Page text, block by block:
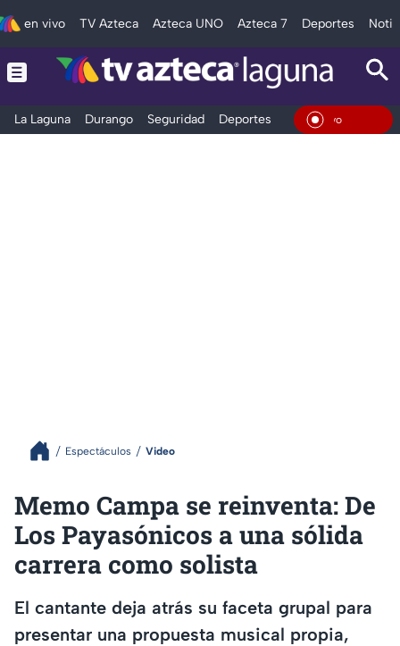
en vivo TV Azteca Azteca UNO Azteca 7 Deportes
La Laguna Durango Seguridad Deportes EntretenimientoEn
Espectáculos Video
Memo Campa se reinventa: De
Los Payasónicos a una sólida
carrera como solista
El cantante deja atrás su faceta grupal para
presentar una propuesta musical propia,